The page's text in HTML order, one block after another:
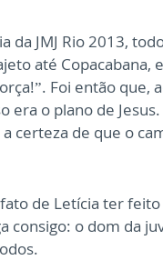
da JMJ Rio 2013,
até Copacabana,
Foi então que,
o plano de
certeza de que o
de Letícia ter feito
consigo: o dom da